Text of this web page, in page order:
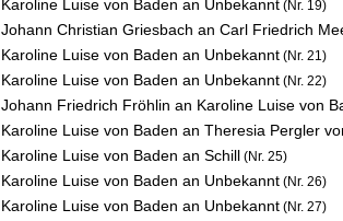
Karoline Luise von Baden an Unbekannt (Nr. 19)
Johann Christian Griesbach an Carl Friedrich
Karoline Luise von Baden an Unbekannt (Nr. 21)
Karoline Luise von Baden an Unbekannt (Nr. 22)
Johann Friedrich Fröhlin an Karoline Luise von
Karoline Luise von Baden an Theresia Pergler
Karoline Luise von Baden an Schill (Nr. 25)
Karoline Luise von Baden an Unbekannt (Nr. 26)
Karoline Luise von Baden an Unbekannt (Nr. 27)